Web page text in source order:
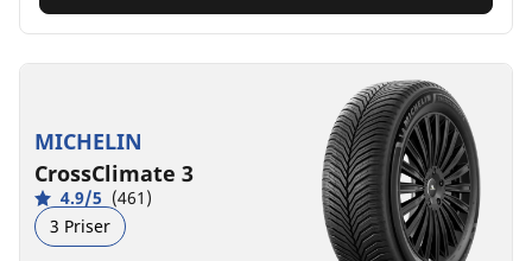
MICHELIN
CrossClimate 3
4.9/5 (461)
3 Priser